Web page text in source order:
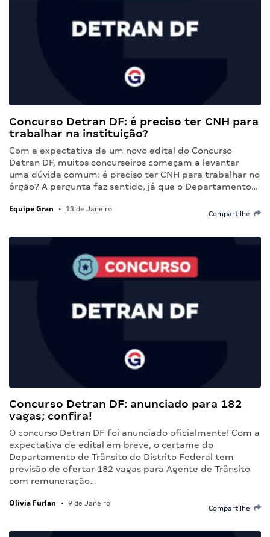
Concurso Detran DF: é preciso ter CNH para
trabalhar na instituição?
Com a expectativa de um novo edital do Concurso
Detran DF, muitos concurseiros começam a levantar
uma dúvida comum: é preciso ter CNH para trabalhar no
órgão? A pergunta faz sentido, já que o Departamento…
Equipe Gran • 13 de Janeiro
Compartilhe
Concurso Detran DF: anunciado para 182
vagas; confira!
O concurso Detran DF foi anunciado oficialmente! Com a
expectativa de edital em breve, o certame do
Departamento de Trânsito do Distrito Federal tem
previsão de ofertar 182 vagas para Agente de Trânsito
com remuneração…
Olivia Furlan • 9 de Janeiro
Compartilhe